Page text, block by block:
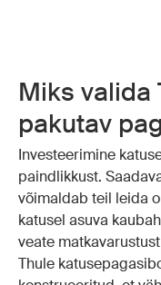
Miks valida
pakutav
Investeerimine
paindlikkust.
võimaldab teil leida
katusel asuva
veate
Thule